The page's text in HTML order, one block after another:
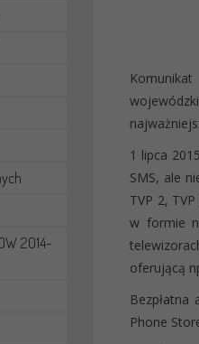
2014-
1 lipca
SMS, ale
TVP 2,
w formie
oferującą
Phone